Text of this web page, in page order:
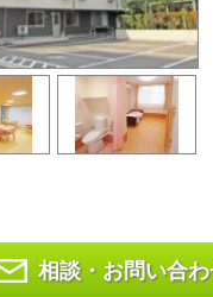
相談・お問い合